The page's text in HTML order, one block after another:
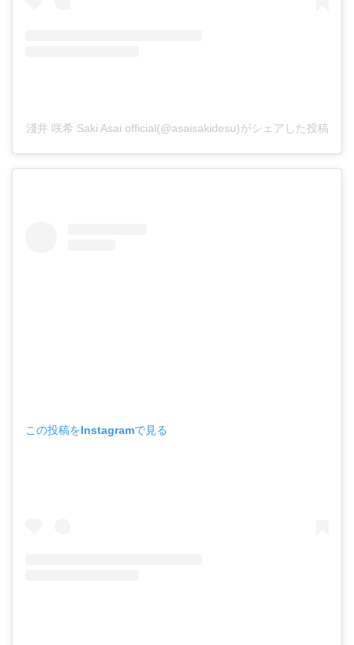
淺井 咲希 Saki Asai official(@asaisakidesu)がシェアした投稿
この投稿をInstagramで見る